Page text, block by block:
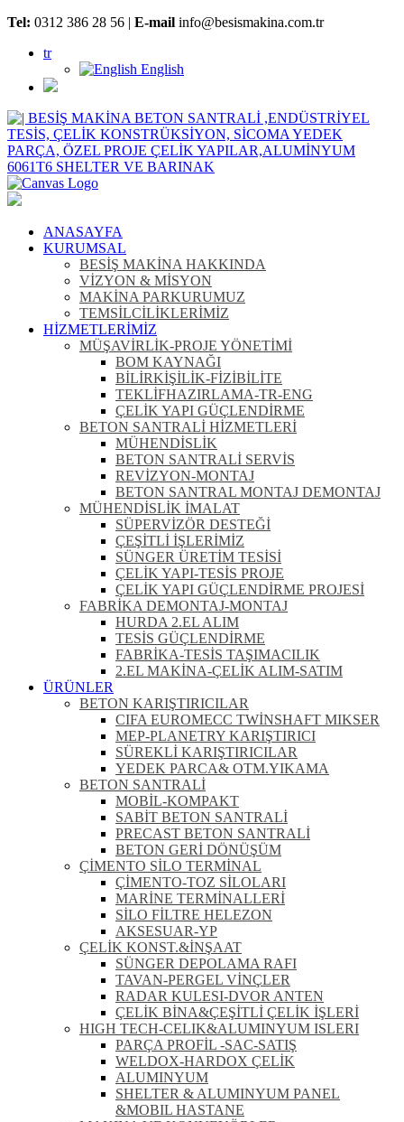
Tel: 0312 386 28 56 | E-mail info@besismakina.com.tr
tr
English
ANASAYFA
KURUMSAL
BESİŞ MAKİNA HAKKINDA
VİZYON & MİSYON
MAKİNA PARKURUMUZ
TEMSİLCİLİKLERİMİZ
HİZMETLERİMİZ
MÜŞAVİRLİK-PROJE YÖNETİMİ
BOM KAYNAĞI
BİLİRKİŞİLİK-FİZİBİLİTE
TEKLİFHAZIRLAMA-TR-ENG
ÇELİK YAPI GÜÇLENDİRME
BETON SANTRALİ HİZMETLERİ
MÜHENDİSLİK
BETON SANTRALİ SERVİS
REVİZYON-MONTAJ
BETON SANTRAL MONTAJ DEMONTAJ
MÜHENDİSLİK İMALAT
SÜPERVİZÖR DESTEĞİ
ÇEŞİTLİ İŞLERİMİZ
SÜNGER ÜRETİM TESİSİ
ÇELİK YAPI-TESİS PROJE
ÇELİK YAPI GÜÇLENDİRME PROJESİ
FABRİKA DEMONTAJ-MONTAJ
HURDA 2.EL ALIM
TESİS GÜÇLENDİRME
FABRİKA-TESİS TAŞIMACILIK
2.EL MAKİNA-ÇELİK ALIM-SATIM
ÜRÜNLER
BETON KARIŞTIRICILAR
CIFA EUROMECC TWİNSHAFT MIKSER
MEP-PLANETRY KARIŞTIRICI
SÜREKLİ KARIŞTIRICILAR
YEDEK PARCA& OTM.YIKAMA
BETON SANTRALİ
MOBİL-KOMPAKT
SABİT BETON SANTRALİ
PRECAST BETON SANTRALİ
BETON GERİ DÖNÜŞÜM
ÇİMENTO SİLO TERMİNAL
ÇİMENTO-TOZ SİLOLARI
MARİNE TERMİNALLERİ
SİLO FİLTRE HELEZON
AKSESUAR-YP
ÇELİK KONST.&İNŞAAT
SÜNGER DEPOLAMA RAFI
TAVAN-PERGEL VİNÇLER
RADAR KULESI-DVOR ANTEN
ÇELİK BİNA&ÇEŞİTLİ ÇELİK İŞLERİ
HIGH TECH-CELIK&ALUMINYUM ISLERI
PARÇA PROFİL -SAC-SATIŞ
WELDOX-HARDOX ÇELİK
ALUMINYUM
SHELTER & ALUMINYUM PANEL
&MOBIL HASTANE